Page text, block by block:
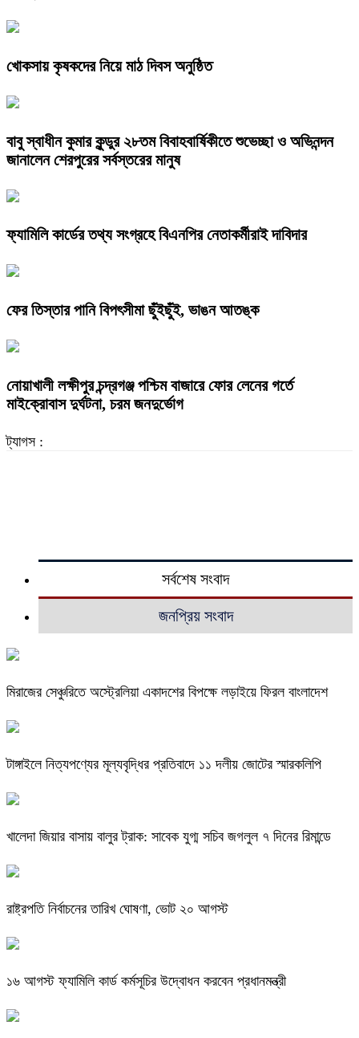
খোকসায় কৃষকদের নিয়ে মাঠ দিবস অনুষ্ঠিত
বাবু স্বাধীন কুমার কুন্ডুর ২৮তম বিবাহবার্ষিকীতে শুভেচ্ছা ও অভিনন্দন
জানালেন শেরপুরের সর্বস্তরের মানুষ
ফ্যামিলি কার্ডের তথ্য সংগ্রহে বিএনপির নেতাকর্মীরাই দাবিদার
ফের তিস্তার পানি বিপৎসীমা ছুঁইছুঁই, ভাঙন আতঙ্ক
নোয়াখালী লক্ষীপুর চন্দ্রগঞ্জ পশ্চিম বাজারে ফোর লেনের গর্তে
মাইক্রোবাস দুর্ঘটনা, চরম জনদুর্ভোগ
ট্যাগস :
সর্বশেষ সংবাদ
জনপ্রিয় সংবাদ
মিরাজের সেঞ্চুরিতে অস্ট্রেলিয়া একাদশের বিপক্ষে লড়াইয়ে ফিরল বাংলাদেশ
টাঙ্গাইলে নিত্যপণ্যের মূল্যবৃদ্ধির প্রতিবাদে ১১ দলীয় জোটের স্মারকলিপি
খালেদা জিয়ার বাসায় বালুর ট্রাক: সাবেক যুগ্ম সচিব জগলুল ৭ দিনের রিমান্ডে
রাষ্ট্রপতি নির্বাচনের তারিখ ঘোষণা, ভোট ২০ আগস্ট
১৬ আগস্ট ফ্যামিলি কার্ড কর্মসূচির উদ্বোধন করবেন প্রধানমন্ত্রী